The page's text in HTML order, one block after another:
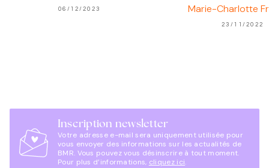
06/12/2023 Marie-Charlotte
23/11/2022
Inscription newsletter
Votre adresse e-mail sera uniquement utilisée pour
vous envoyer des informations sur les actualités de
BMR. Vous pouvez vous désinscrire à tout moment.
Pour plus d’informations, cliquez ici.